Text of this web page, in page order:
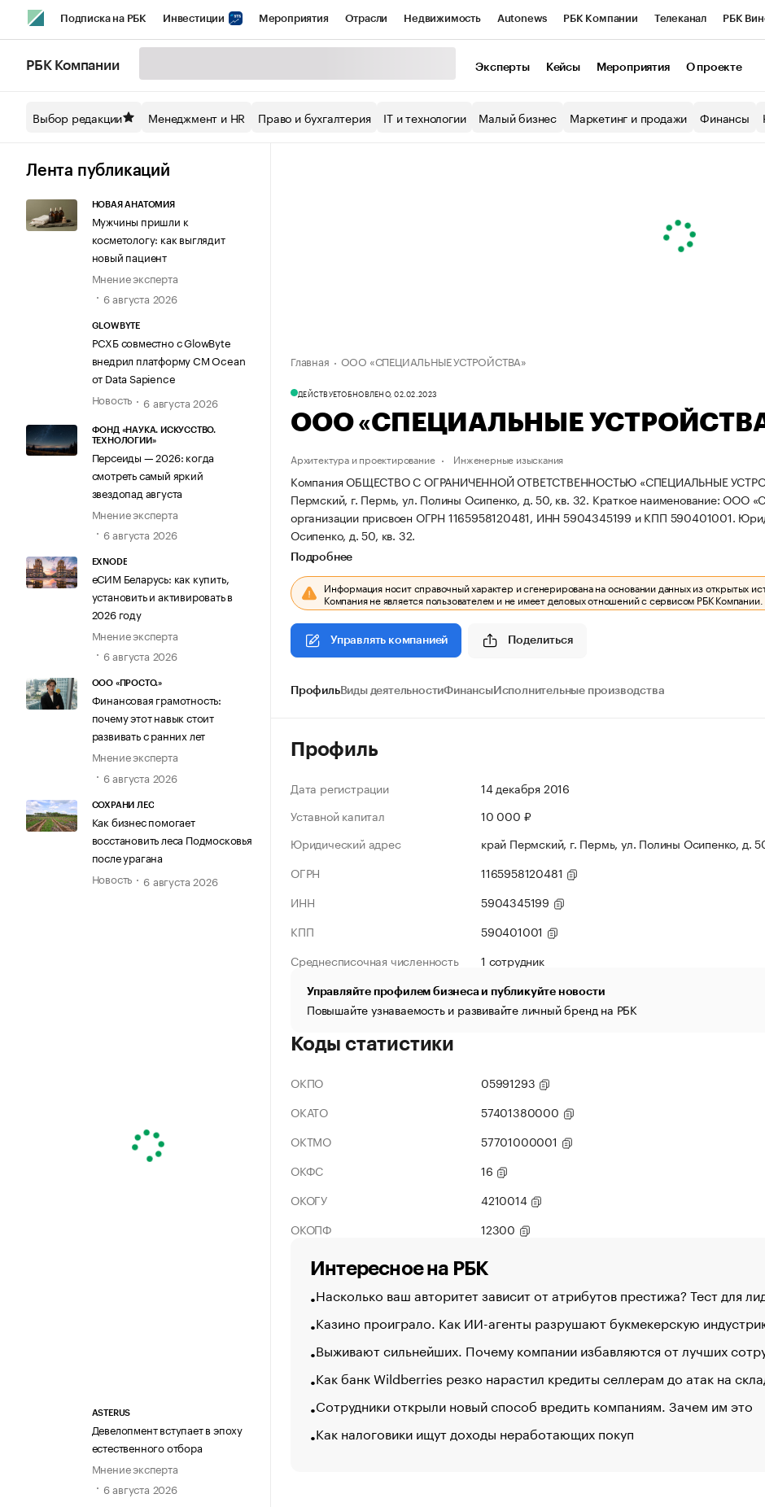
Подписка на РБК Инвестиции Мероприятия Отрасли Недвижимость Autonews РБК Компании Телеканал РБК
Спецпроекты СПб Конференции СПб Спецпроекты Экономика Бизнес
Технологии и медиа
РБК Компании Эксперты Кейсы Мероприятия О проекте
Выбор редакции Менеджмент и HR Право и бухгалтерия IT и технологии Малый бизнес Маркетинг и продажи Финансы
Лента публикаций
НОВАЯ АНАТОМИЯ
Мужчины пришли к
косметологу: как выглядит
новый пациент
Мнение эксперта
6 августа 2026
GLOWBYTE
РСХБ совместно с GlowByte
внедрил платформу CM Ocean
от Data Sapience
Новость
6 августа 2026
ФОНД «НАУКА. ИСКУССТВО.
ТЕХНОЛОГИИ»
Персеиды — 2026: когда
смотреть самый яркий
звездопад августа
Мнение эксперта
6 августа 2026
EXNODE
еСИМ Беларусь: как купить,
установить и активировать в
2026 году
Мнение эксперта
6 августа 2026
ООО «ПРОСТО.»
Финансовая грамотность:
почему этот навык стоит
развивать с ранних лет
Мнение эксперта
6 августа 2026
СОХРАНИ ЛЕС
Как бизнес помогает
восстановить леса Подмосковья
после урагана
Новость
6 августа 2026
ASTERUS
Девелопмент вступает в эпоху
естественного отбора
Мнение эксперта
6 августа 2026
Главная ООО «СПЕЦИАЛЬНЫЕ УСТРОЙСТВА»
ДЕЙСТВУЕТОБНОВЛЕНО, 02.02.2023
ООО «СПЕЦИАЛЬНЫЕ
Архитектура и проектирование Инженерные изыскания
Компания ОБЩЕСТВО С ОГРАНИЧЕННОЙ ОТВЕТСТВЕННОСТЬЮ «СПЕЦИАЛЬНЫЕ
Пермский, г. Пермь, ул. Полины Осипенко, д. 50, кв. 32. Краткое наименование: ООО
организации присвоен ОГРН 1165958120481, ИНН 5904345199 и КПП 590401001.
Осипенко, д. 50, кв. 32.
Подробнее
Информация носит справочный характер и сгенерирована на основании данных из открытых
Компания не является пользователем и не имеет деловых отношений с сервисом РБК Компании.
Управлять компанией Поделиться
ПрофильВиды деятельностиФинансыИсполнительные производства
Профиль
Дата регистрации
14 декабря 2016
Уставной капитал
10 000 ₽
Юридический адрес
край Пермский, г. Пермь, ул. Полины Осипенко, д.
ОГРН
1165958120481
ИНН
5904345199
КПП
590401001
Среднесписочная численность
1 сотрудник
Управляйте профилем бизнеса и публикуйте новости
Повышайте узнаваемость и развивайте личный бренд на РБК
Коды статистики
ОКПО
05991293
ОКАТО
57401380000
ОКТМО
57701000001
ОКФС
16
ОКОГУ
4210014
ОКОПФ
12300
Интересное на РБК
Насколько ваш авторитет зависит от атрибутов престижа? Тест для
Казино проиграло. Как ИИ-агенты разрушают букмекерскую
Выживают сильнейших. Почему компании избавляются от лучших
Как банк Wildberries резко нарастил кредиты селлерам до атак на
Сотрудники открыли новый способ вредить компаниям. Зачем им это
Как налоговики ищут доходы неработающих покуп